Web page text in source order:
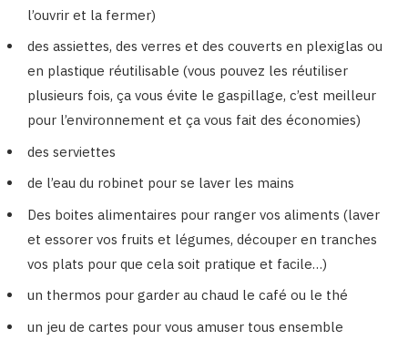
l’ouvrir et la fermer)
des assiettes, des verres et des couverts en plexiglas ou
en plastique réutilisable (vous pouvez les réutiliser
plusieurs fois, ça vous évite le gaspillage, c’est meilleur
pour l’environnement et ça vous fait des économies)
des serviettes
de l’eau du robinet pour se laver les mains
Des boites alimentaires pour ranger vos aliments (laver
et essorer vos fruits et légumes, découper en tranches
vos plats pour que cela soit pratique et facile…)
un thermos pour garder au chaud le café ou le thé
un jeu de cartes pour vous amuser tous ensemble